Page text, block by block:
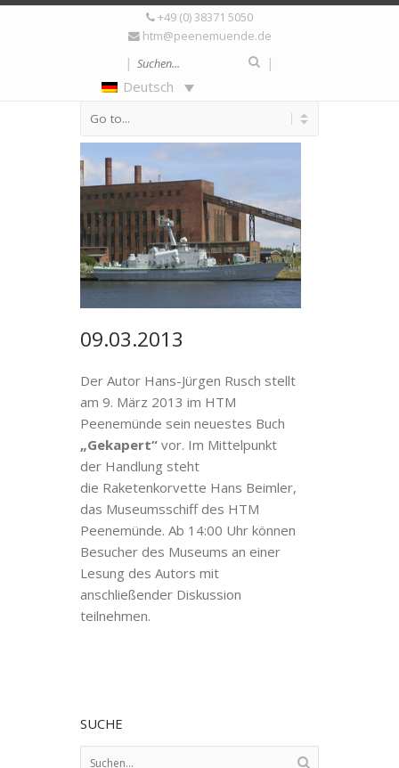
+49 (0) 38371 5050
htm@peenemuende.de
|
|
Deutsch
Articles tagged with:
Buch „Gekapert“
09.03.2013
Der Autor Hans-Jürgen Rusch stellt
am 9. März 2013 im HTM
Peenemünde sein neuestes Buch
„Gekapert“ vor. Im Mittelpunkt
der Handlung steht
die Raketenkorvette Hans Beimler,
das Museumsschiff des HTM
Peenemünde. Ab 14:00 Uhr können
Besucher des Museums an einer
Lesung des Autors mit
anschließender Diskussion
teilnehmen.
SUCHE